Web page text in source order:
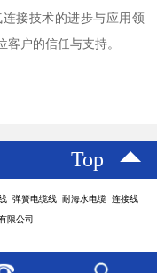
接技术的进步与应用领
户的信任与支持。
Top
弹簧电缆线 耐海水电缆 连接线
限公司